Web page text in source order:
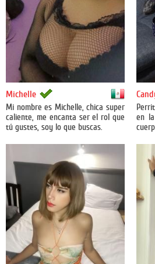
Michelle
Mi nombre es Michelle, chica super
caliente, me encanta ser el rol que
tú gustes, soy lo que buscas.
en